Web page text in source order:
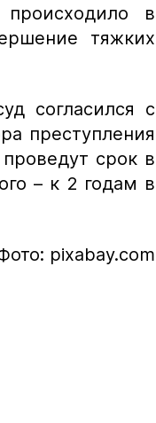
происходило в
тяжких
согласился с
преступления
срок в
– к 2 годам в
pixabay.com